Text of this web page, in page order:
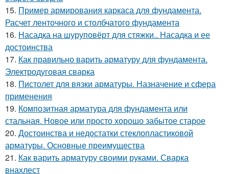
15. Пример армирования каркаса для фундамента.
Расчет ленточного и столбчатого фундамента
16. Насадка на шуруповёрт для стяжки.. Насадка и ее
достоинства
17. Как правильно варить арматуру для фундамента.
Электродуговая сварка
18. Пистолет для вязки арматуры. Назначение и сфера
применения
19. Композитная арматура для фундамента или
стальная. Новое или просто хорошо забытое старое
20. Достоинства и недостатки стеклопластиковой
арматуры. Основные преимущества
21. Как варить арматуру своими руками. Сварка
внахлест